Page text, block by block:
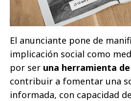
El anunciante pone de
implicación social como
por ser una herramienta
contribuir a fomentar una
informada, con capacidad